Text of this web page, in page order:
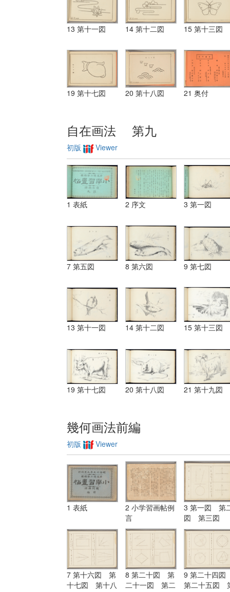
13 第十一図 14 第十二図 15 第十三図
19 第十七図 20 第十八図 21 奥付
自在画法 第九
初版 Viewer
1 表紙 2 序文 3 第一図
7 第五図 8 第六図 9 第七図
13 第十一図 14 第十二図 15 第十三図
19 第十七図 20 第十八図 21 第十九図
幾何画法前編
初版 Viewer
1 表紙
2 小学習画帖例
言
3 第一図 第
図 第三図
7 第十六図 第
十七図 第十八
8 第二十図 第
二十一図 第二
9 第二十四
第二十五図